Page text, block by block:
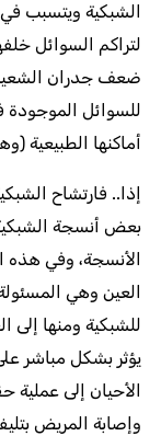
الشبكية ويتسبب في
لتراكم السوائل
ضعف جدران
للسوائل الموجودة
أماكنها الطبيعية
إذا.. فارتشاح
بعض أنسجة
الأنسجة، وفي هذه
العين وهي
للشبكية ومنها إلى
يؤثر بشكل مباشر
الأحيان إلى عملية
وإصابة المريض